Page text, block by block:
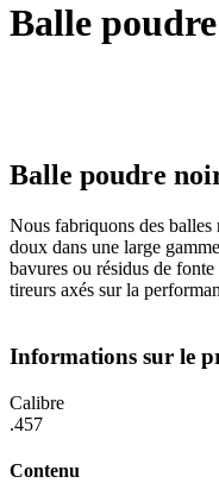
Balle
Balle poudre
Nous fabriquons des
doux dans une large
bavures ou résidus de
tireurs axés sur la
Informations sur le
Calibre
.457
Contenu